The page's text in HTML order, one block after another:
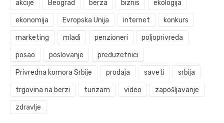
akcije Beograd berza biznis ekologija
ekonomija Evropska Unija internet konkurs
marketing mladi penzioneri poljoprivreda
posao poslovanje preduzetnici
Privredna komora Srbije prodaja saveti srbija
trgovina na berzi turizam video zapošljavanje
zdravlje